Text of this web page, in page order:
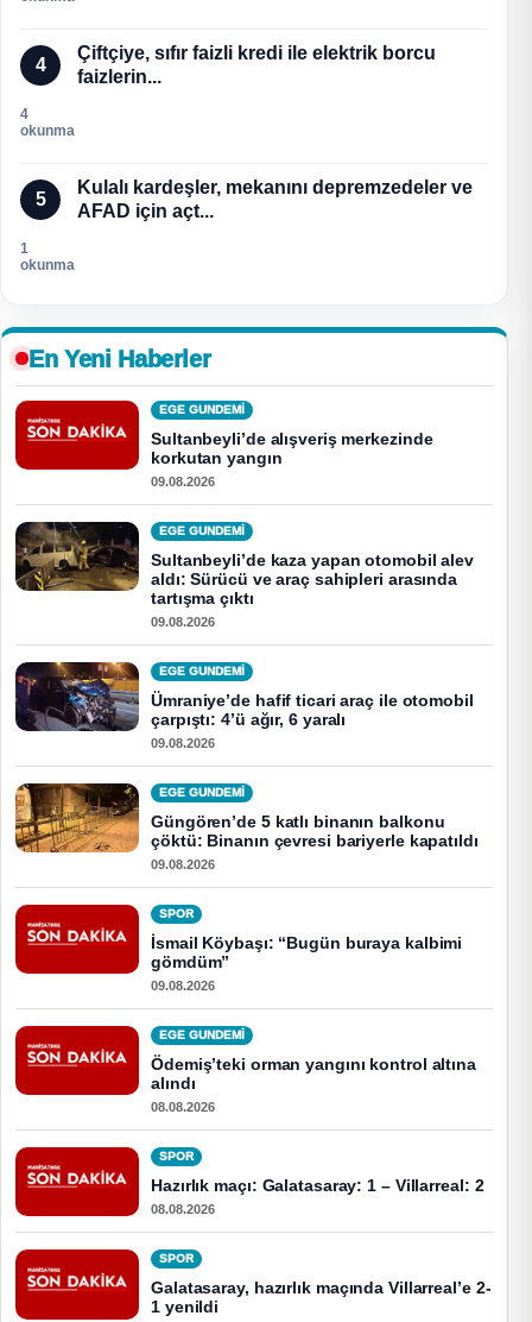
4
Çiftçiye, sıfır faizli kredi ile elektrik borcu
faizlerin...
4
okunma
5
Kulalı kardeşler, mekanını depremzedeler ve
AFAD için açt...
1
okunma
En Yeni Haberler
EGE GUNDEMİ
Sultanbeyli’de alışveriş merkezinde
korkutan yangın
09.08.2026
EGE GUNDEMİ
Sultanbeyli’de kaza yapan otomobil alev
aldı: Sürücü ve araç sahipleri arasında
tartışma çıktı
09.08.2026
EGE GUNDEMİ
Ümraniye’de hafif ticari araç ile otomobil
çarpıştı: 4’ü ağır, 6 yaralı
09.08.2026
EGE GUNDEMİ
Güngören’de 5 katlı binanın balkonu
çöktü: Binanın çevresi bariyerle kapatıldı
09.08.2026
SPOR
İsmail Köybaşı: “Bugün buraya kalbimi
gömdüm”
09.08.2026
EGE GUNDEMİ
Ödemiş’teki orman yangını kontrol altına
alındı
08.08.2026
SPOR
Hazırlık maçı: Galatasaray: 1 – Villarreal: 2
08.08.2026
SPOR
Galatasaray, hazırlık maçında Villarreal’e 2-
1 yenildi